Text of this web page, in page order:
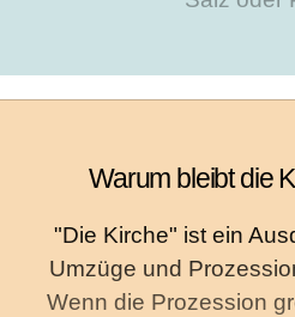
Warum bleibt die
"Die Kirche" ist ein
Umzüge und
Wenn die Prozession